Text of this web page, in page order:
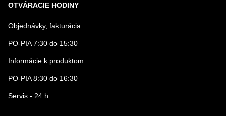
OTVÁRACIE HODINY
Objednávky, fakturácia
PO-PIA 7:30 do 15:30
Informácie k produktom
PO-PIA 8:30 do 16:30
Servis - 24 h